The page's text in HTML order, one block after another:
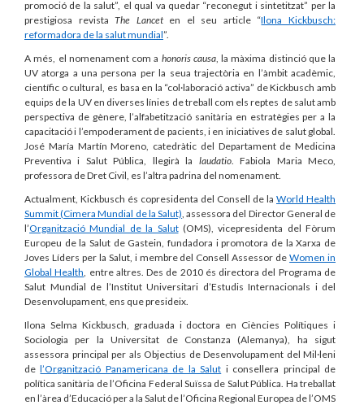
promoció de la salut”, el qual va quedar “reconegut i sintetitzat” per la
prestigiosa revistaThe Lanceten el seu article “Ilona Kickbusch:
reformadora de la salut mundial”.
A més, el nomenament com a honoris causa, la màxima distinció que la
UV atorga a una persona per la seua trajectòria en l’àmbit acadèmic,
científic o cultural, es basa en la “col·laboració activa” de Kickbusch amb
equips de la UV en diverses línies de treball com els reptes de salut amb
perspectiva de gènere, l’alfabetització sanitària en estratègies per a la
capacitació i l’empoderament de pacients, i en iniciatives de salut global.
José María Martín Moreno, catedràtic del Departament de Medicina
Preventiva i Salut Pública, llegirà la laudatio. Fabiola Maria Meco,
professora de Dret Civil, es l’altra padrina del nomenament.
Actualment, Kickbusch és copresidenta del Consell de la World Health
Summit(Cimera Mundial de la Salut) , assessora del Director General de
l’Organització Mundial de la Salut(OMS), vicepresidenta del Fòrum
Europeu de la Salut de Gastein, fundadora i promotora de la Xarxa de
Joves Líders per la Salut, i membre del Consell Assessor deWomen in
Global Health , entre altres. Des de 2010 és directora del Programa de
Salut Mundial de l’Institut Universitari d’Estudis Internacionals i del
Desenvolupament, ens que presideix.
Ilona Selma Kickbusch, graduada i doctora en Ciències Polítiques i
Sociologia per la Universitat de Constanza (Alemanya), ha sigut
assessora principal per als Objectius de Desenvolupament del Mil·leni
del’Organització Panamericana de la Salut i consellera principal de
política sanitària de l’Oficina Federal Suïssa de Salut Pública. Ha treballat
en l’àrea d’Educació per a la Salut de l’Oficina Regional Europea de l’OMS